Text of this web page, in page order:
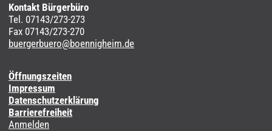
Kontakt Bürgerbüro
Tel. 07143/273-273
Fax 07143/273-270
buergerbuero@boennigheim.de
Öffnungszeiten
Impressum
Datenschutzerklärung
Barrierefreiheit
Anmelden